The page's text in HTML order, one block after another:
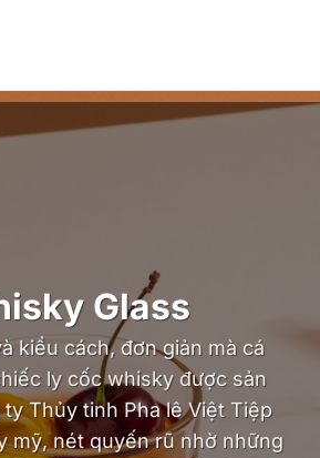
Glass
kiểu cách, đơn giản mà cá
ly cốc whisky được sản
Thủy tinh Pha lê Việt Tiệp
mỹ, nét quyến rũ nhờ những